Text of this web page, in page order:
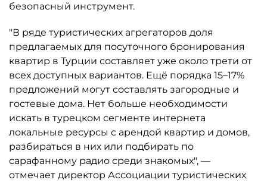
безопасный инструмент.
"В ряде туристических агрегаторов доля
предлагаемых для посуточного бронирования
квартир в Турции составляет уже около трети от
всех доступных вариантов. Ещё порядка 15–17%
предложений могут составлять загородные и
гостевые дома. Нет больше необходимости
искать в турецком сегменте интернета
локальные ресурсы с арендой квартир и домов,
разбираться в них или подбирать по
сарафанному радио среди знакомых", —
отмечает директор Ассоциации туристических